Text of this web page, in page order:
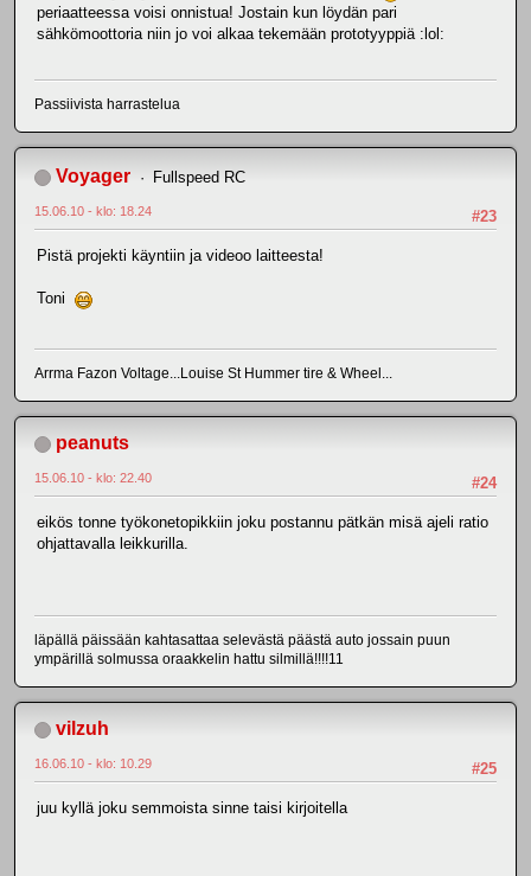
periaatteessa voisi onnistua! Jostain kun löydän pari
sähkömoottoria niin jo voi alkaa tekemään prototyyppiä :lol:
Passiivista harrastelua
Voyager Fullspeed RC
#23
15.06.10 - klo: 18.24
Pistä projekti käyntiin ja videoo laitteesta!
Toni
Arrma Fazon Voltage...Louise St Hummer tire & Wheel...
peanuts
#24
15.06.10 - klo: 22.40
eikös tonne työkonetopikkiin joku postannu pätkän misä ajeli ratio
ohjattavalla leikkurilla.
läpällä päissään kahtasattaa selevästä päästä auto jossain puun
ympärillä solmussa oraakkelin hattu silmillä!!!!11
vilzuh
#25
16.06.10 - klo: 10.29
juu kyllä joku semmoista sinne taisi kirjoitella